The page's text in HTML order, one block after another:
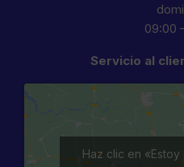
09:00
Servicio al
Haz clic en